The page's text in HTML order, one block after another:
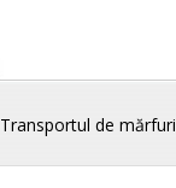
Transportul de mărfuri